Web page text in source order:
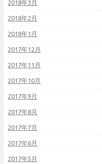
2018年3月
2018年2月
2018年1月
2017年12月
2017年11月
2017年10月
2017年9月
2017年8月
2017年7月
2017年6月
2017年5月